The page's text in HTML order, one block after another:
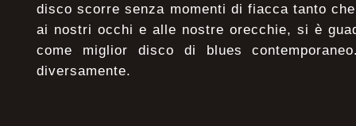
disco scorre senza momenti di fiacca tanto
ai nostri occhi e alle nostre orecchie, si è
come miglior disco di blues
diversamente.